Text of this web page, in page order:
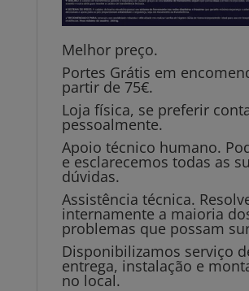
Melhor preço.
Portes Grátis em
partir de 75€.
Loja física, se preferir
pessoalmente.
Apoio técnico humano.
e esclarecemos todas as
dúvidas.
Assistência técnica.
internamente a maioria
problemas que possam
Disponibilizamos serviço
entrega, instalação e
no local.